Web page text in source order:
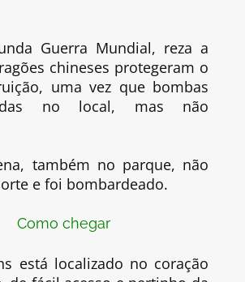
Guerra Mundial, reza a
chineses protegeram o
uma vez que bombas
no local, mas não
também no parque, não
e foi bombardeado.
Como chegar
está localizado no coração